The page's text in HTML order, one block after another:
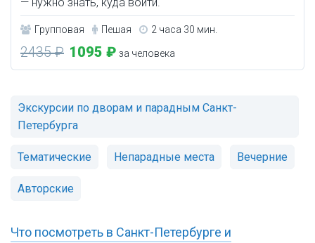
— нужно знать, куда войти.
Групповая Пешая 2 часа 30 мин.
2435 ₽ 1095 ₽ за человека
Экскурсии по дворам и парадным Санкт-
Петербурга
Тематические Непарадные места Вечерние
Авторские
Что посмотреть в Санкт-Петербурге и